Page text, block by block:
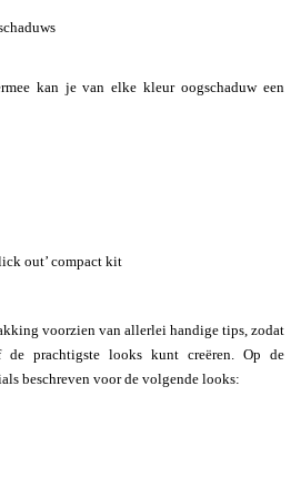
kan je van elke kleur oogschaduw een
out’ compact kit
voorzien van allerlei handige tips, zodat
prachtigste looks kunt creëren. Op de
beschreven voor de volgende looks: